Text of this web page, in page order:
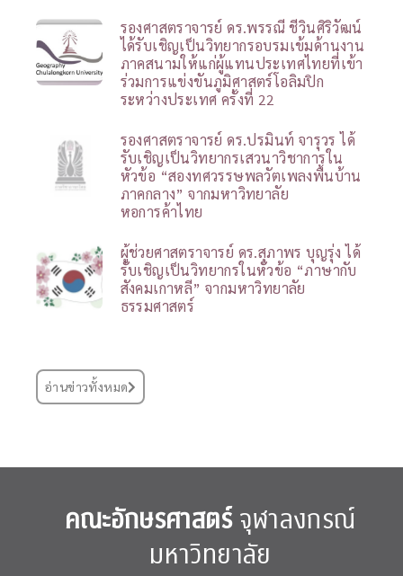
รองศาสตราจารย์ ดร.พรรณี ชีวินศิริวัฒน์
ได้รับเชิญเป็นวิทยากรอบรมเข้มด้านงาน
ภาคสนามให้แก่ผู้แทนประเทศไทยที่เข้า
ร่วมการแข่งขันภูมิศาสตร์โอลิมปิก
ระหว่างประเทศ ครั้งที่ 22
รองศาสตราจารย์ ดร.ปรมินท์ จารุวร ได้
รับเชิญเป็นวิทยากรเสวนาวิชาการใน
หัวข้อ “สองทศวรรษพลวัตเพลงพื้นบ้าน
ภาคกลาง” จากมหาวิทยาลัย
หอการค้าไทย
ผู้ช่วยศาสตราจารย์ ดร.สุภาพร บุญรุ่ง ได้
รับเชิญเป็นวิทยากรในหัวข้อ “ภาษากับ
สังคมเกาหลี” จากมหาวิทยาลัย
ธรรมศาสตร์
อ่านข่าวทั้งหมด
คณะอักษรศาสตร์จุฬาลงกรณ์
มหาวิทยาลัย